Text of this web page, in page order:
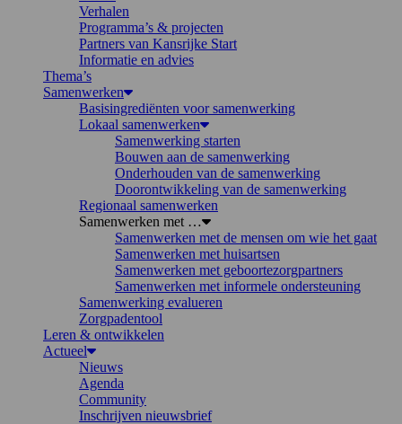
Verhalen
Programma’s & projecten
Partners van Kansrijke Start
Informatie en advies
Thema’s
Samenwerken
Basisingrediënten voor samenwerking
Lokaal samenwerken
Samenwerking starten
Bouwen aan de samenwerking
Onderhouden van de samenwerking
Doorontwikkeling van de samenwerking
Regionaal samenwerken
Samenwerken met …
Samenwerken met de mensen om wie het gaat
Samenwerken met huisartsen
Samenwerken met geboortezorgpartners
Samenwerken met informele ondersteuning
Samenwerking evalueren
Zorgpadentool
Leren & ontwikkelen
Actueel
Nieuws
Agenda
Community
Inschrijven nieuwsbrief